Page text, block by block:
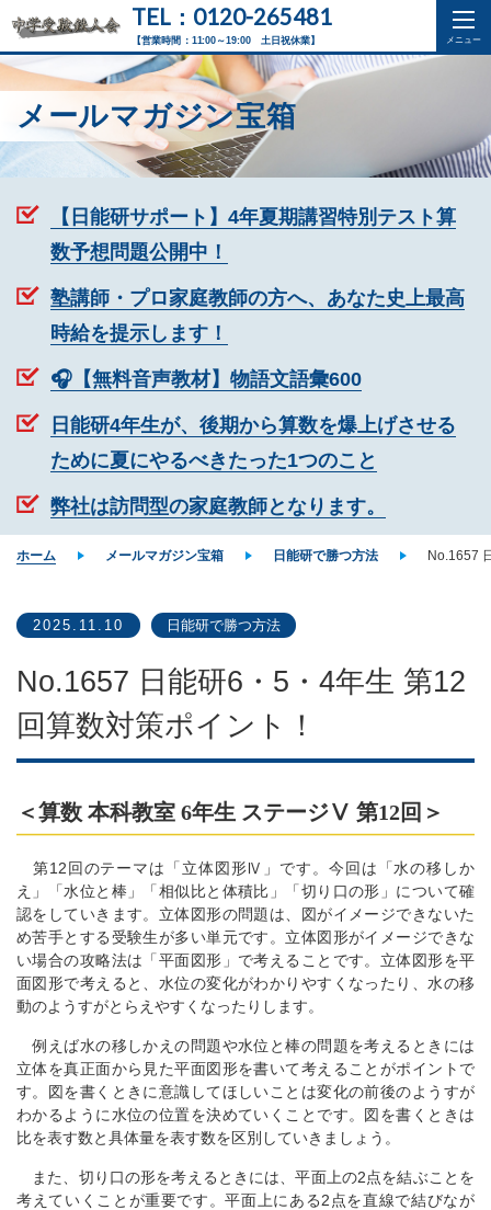
【営業時間：11:00～19:00 土日祝休業】
TEL：0120-265481
メールマガジン宝箱
【日能研サポート】4年夏期講習特別テスト算
数予想問題公開中！
塾講師・プロ家庭教師の方へ、あなた史上最高
時給を提示します！
🎧【無料音声教材】物語文語彙600
日能研4年生が、後期から算数を爆上げさせる
ために夏にやるべきたった1つのこと
弊社は訪問型の家庭教師となります。
ホーム メールマガジン宝箱 日能研で勝つ方法 No.1657
2025.11.10 日能研で勝つ方法
No.1657 日能研6・5・4年生 第12
回算数対策ポイント！
＜算数 本科教室 6年生 ステージⅤ 第12回＞
第12回のテーマは「立体図形Ⅳ」です。今回は「水の移しか
え」「水位と棒」「相似比と体積比」「切り口の形」について確
認をしていきます。立体図形の問題は、図がイメージできないた
め苦手とする受験生が多い単元です。立体図形がイメージできな
い場合の攻略法は「平面図形」で考えることです。立体図形を平
面図形で考えると、水位の変化がわかりやすくなったり、水の移
動のようすがとらえやすくなったりします。
例えば水の移しかえの問題や水位と棒の問題を考えるときには
立体を真正面から見た平面図形を書いて考えることがポイントで
す。図を書くときに意識してほしいことは変化の前後のようすが
わかるように水位の位置を決めていくことです。図を書くときは
比を表す数と具体量を表す数を区別していきましょう。
また、切り口の形を考えるときには、平面上の2点を結ぶことを
考えていくことが重要です。平面上にある2点を直線で結びなが